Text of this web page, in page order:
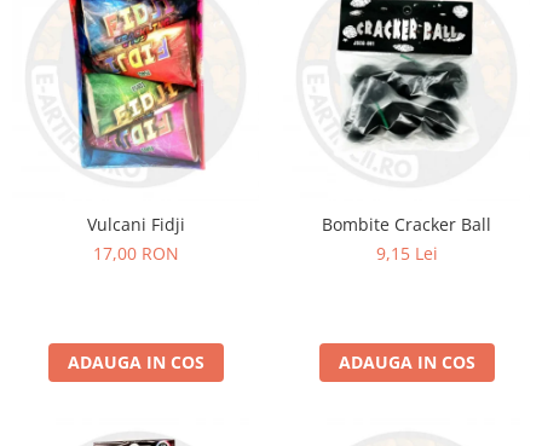
Vulcani Fidji
17,00 RON
ADAUGA IN COS
Bombite Cracker Ball
9,15 Lei
ADAUGA IN COS